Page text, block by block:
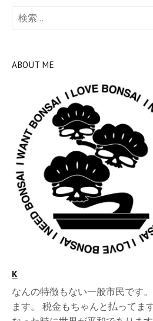
検
索:
ABOUT ME
K
なんの特徴もない一般市民です
ます。 税金もちゃんと払ってま